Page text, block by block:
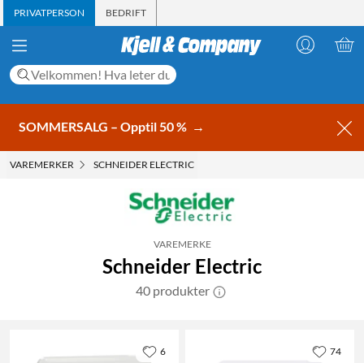
PRIVATPERSON BEDRIFT
SOMMERSALG – Opptil 50 % →
VAREMERKER SCHNEIDER ELECTRIC
VAREMERKE
Schneider Electric
40 produkter
6 74